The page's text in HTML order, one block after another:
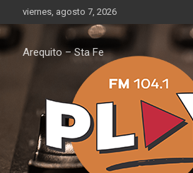
al
contenido
viernes, agosto 7, 2026
Arequito – Sta Fe